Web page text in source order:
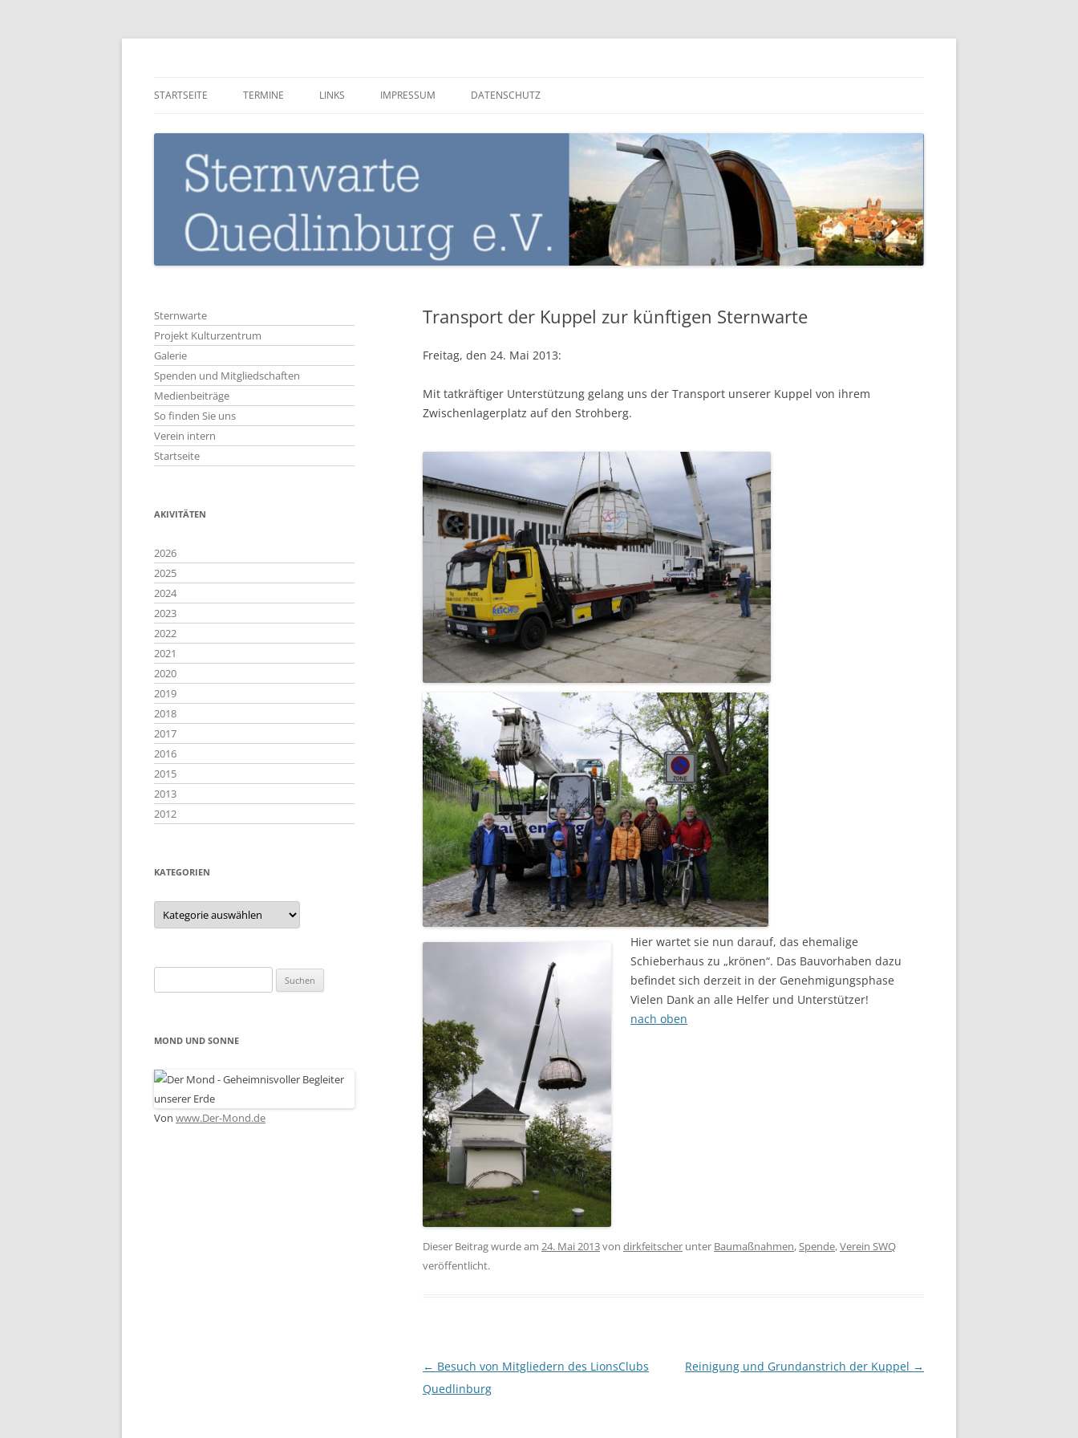
Zum
STARTSEITE TERMINE LINKS IMPRESSUM DATENSCHUTZ
Transport der Kuppel zur künftigen Sternwarte
Freitag, den 24. Mai 2013:
Mit tatkräftiger Unterstützung gelang uns der Transport unserer Kuppel von ihrem
Zwischenlagerplatz auf den Strohberg.
Hier wartet sie nun darauf, das ehemalige
Schieberhaus zu „krönen“. Das Bauvorhaben dazu
befindet sich derzeit in der Genehmigungsphase
Vielen Dank an alle Helfer und Unterstützer!
nach oben
Dieser Beitrag wurde am 24. Mai 2013vondirkfeitscher unter Baumaßnahmen, Spende,Verein SWQ
veröffentlicht.
Beitragsnavigation
← Besuch von Mitgliedern des LionsClubs
Quedlinburg
Reinigung und Grundanstrich der Kuppel →
Sternwarte
Projekt Kulturzentrum
Galerie
Spenden und Mitgliedschaften
Medienbeiträge
So finden Sie uns
Verein intern
Startseite
AKIVITÄTEN
2026
2025
2024
2023
2022
2021
2020
2019
2018
2017
2016
2015
2013
2012
KATEGORIEN
Kategorien
nach:
MOND UND SONNE
Von www.Der-Mond.de